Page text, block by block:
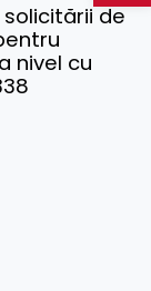
de
nivel cu